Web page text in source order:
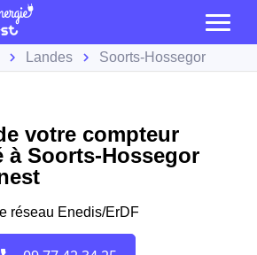
Landes Soorts-Hossegor